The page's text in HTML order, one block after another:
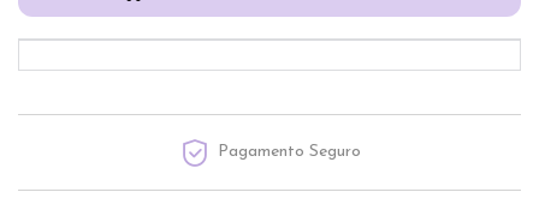
Pagamento Seguro